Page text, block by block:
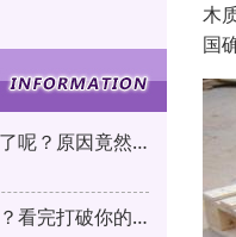
为啥好好的木托盘，就突然发霉了呢？原因竟然和它有关！
你以为木制包装箱只有木材制成？看完打破你的固有印象！
木
国